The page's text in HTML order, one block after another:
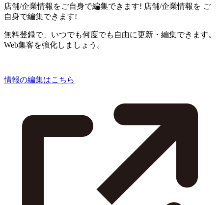
店舗/企業情報をご自身で編集できます! 店舗/企業情報を ご
自身で編集できます!
無料登録で、いつでも何度でも自由に更新・編集できます。
Web集客を強化しましょう。
情報の編集はこちら